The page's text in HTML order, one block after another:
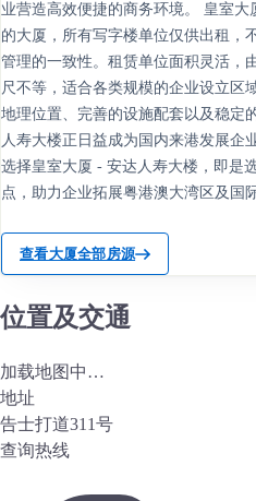
业营造高效便捷的商务环境。 皇室
的大厦，所有写字楼单位仅供出租，
管理的一致性。租赁单位面积灵活，
尺不等，适合各类规模的企业设立区
地理位置、完善的设施配套以及稳定
人寿大楼正日益成为国内来港发展企
选择皇室大厦 - 安达人寿大楼，即是
点，助力企业拓展粤港澳大湾区及国
查看大厦全部房源
位置及交通
加载地图中…
地址
告士打道311号
查询热线